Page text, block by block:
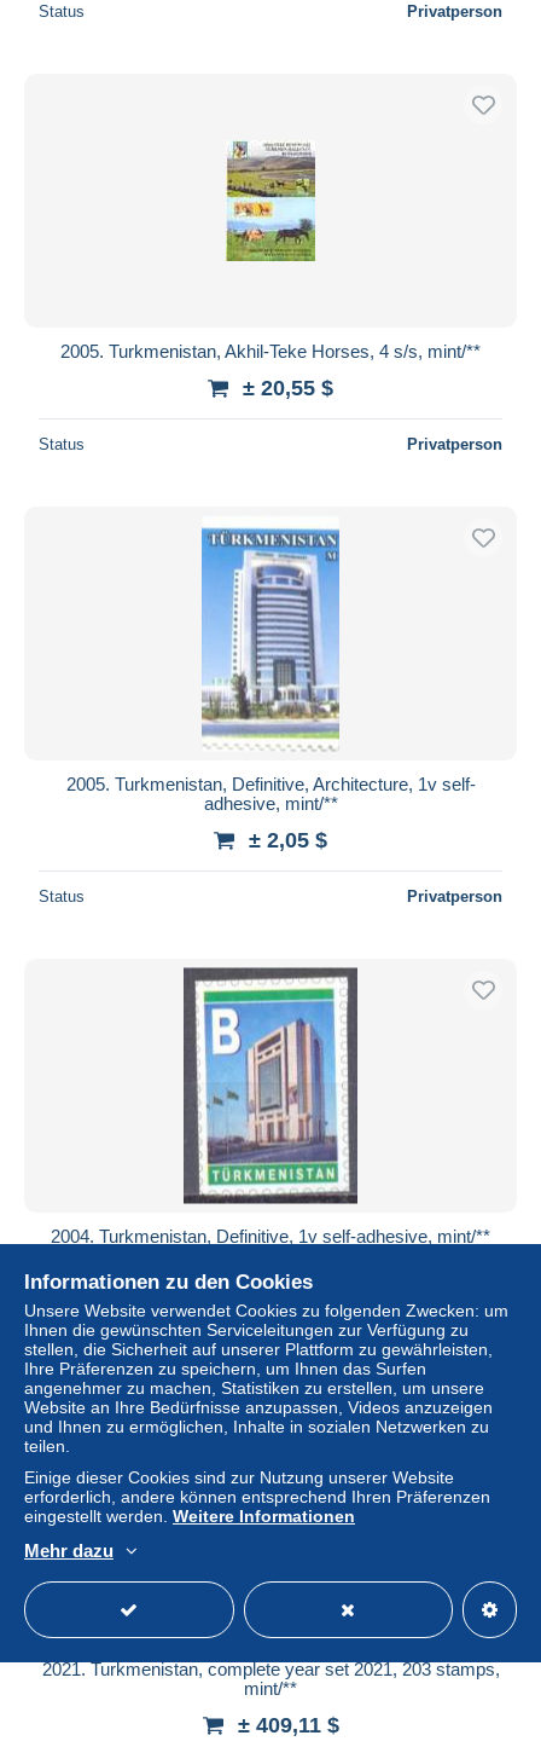
Status Privatperson
2005. Turkmenistan, Akhil-Teke Horses, 4 s/s, mint/**
± 20,55 $
Status Privatperson
2005. Turkmenistan, Definitive, Architecture, 1v self-
adhesive, mint/**
± 2,05 $
Status Privatperson
2004. Turkmenistan, Definitive, 1v self-adhesive, mint/**
± 3,19 $
Status Privatperson
2021. Turkmenistan, complete year set 2021, 203 stamps,
mint/**
± 409,11 $
Informationen zu den Cookies
Unsere Website verwendet Cookies zu folgenden Zwecken: um
Ihnen die gewünschten Serviceleitungen zur Verfügung zu
stellen, die Sicherheit auf unserer Plattform zu gewährleisten,
Ihre Präferenzen zu speichern, um Ihnen das Surfen
angenehmer zu machen, Statistiken zu erstellen, um unsere
Website an Ihre Bedürfnisse anzupassen, Videos anzuzeigen
und Ihnen zu ermöglichen, Inhalte in sozialen Netzwerken zu
teilen.
Einige dieser Cookies sind zur Nutzung unserer Website
erforderlich, andere können entsprechend Ihren Präferenzen
eingestellt werden. Weitere Informationen
Mehr dazu